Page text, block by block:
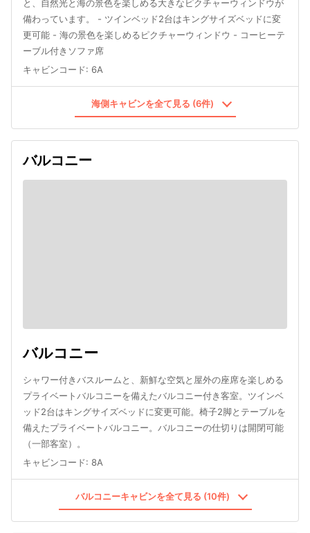
と、自然光と海の景色を楽しめる大きなピクチャーウィンドウが
備わっています。 - ツインベッド2台はキングサイズベッドに変
更可能 - 海の景色を楽しめるピクチャーウィンドウ - コーヒーテ
ーブル付きソファ席
キャビンコード: 6A
海側キャビンを全て見る (6件)
バルコニー
バルコニー
シャワー付きバスルームと、新鮮な空気と屋外の座席を楽しめる
プライベートバルコニーを備えたバルコニー付き客室。ツインベ
ッド2台はキングサイズベッドに変更可能。椅子2脚とテーブルを
備えたプライベートバルコニー。バルコニーの仕切りは開閉可能
（一部客室）。
キャビンコード: 8A
バルコニーキャビンを全て見る (10件)